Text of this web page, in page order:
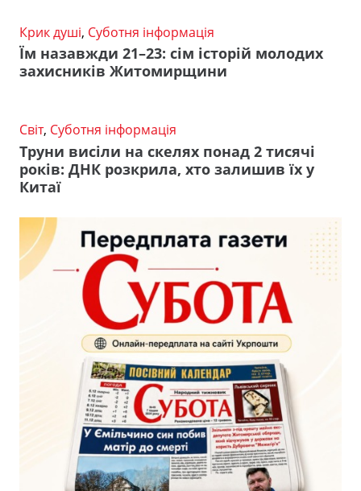
Крик душі, Суботня інформація
Їм назавжди 21–23: сім історій молодих
захисників Житомирщини
Світ, Суботня інформація
Труни висіли на скелях понад 2 тисячі
років: ДНК розкрила, хто залишив їх у
Китаї